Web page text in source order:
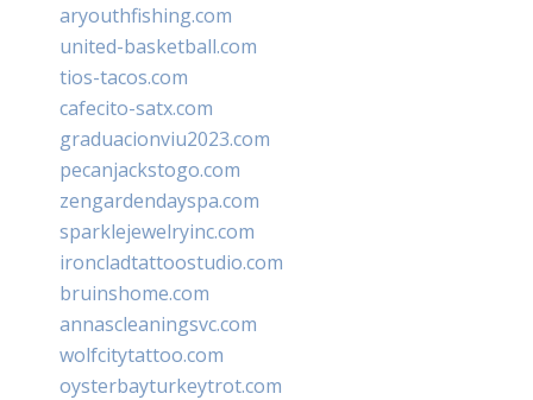
aryouthfishing.com
united-basketball.com
tios-tacos.com
cafecito-satx.com
graduacionviu2023.com
pecanjackstogo.com
zengardendayspa.com
sparklejewelryinc.com
ironcladtattoostudio.com
bruinshome.com
annascleaningsvc.com
wolfcitytattoo.com
oysterbayturkeytrot.com